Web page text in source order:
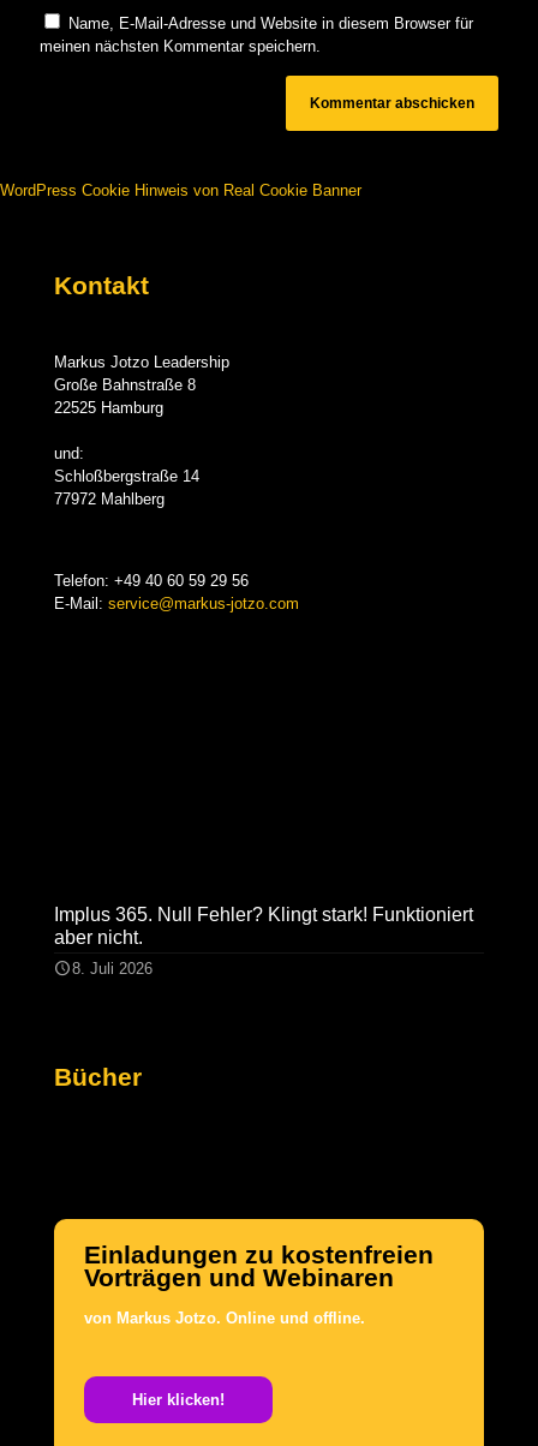
Name, E-Mail-Adresse und Website in diesem Browser für
meinen nächsten Kommentar speichern.
Kontakt
Markus Jotzo Leadership
Große Bahnstraße 8
22525 Hamburg
und:
Schloßbergstraße 14
77972 Mahlberg
Telefon: +49 40 60 59 29 56
E-Mail: service@markus-jotzo.com
Implus 365. Null Fehler? Klingt stark! Funktioniert
aber nicht.
8. Juli 2026
Bücher
Einladungen zu kostenfreien
Vorträgen und Webinaren
von Markus Jotzo. Online und offline.
Hier klicken!
WordPress Cookie Hinweis von Real Cookie Banner